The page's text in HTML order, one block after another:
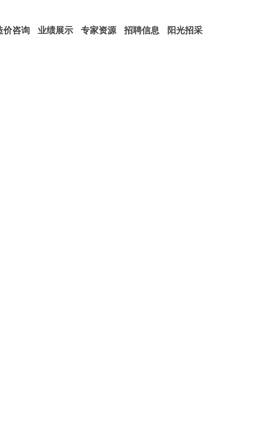
价咨询 业绩展示 专家资源 招聘信息 阳光招采